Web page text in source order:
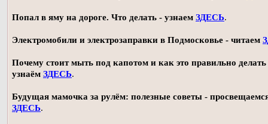
Попал в яму на дороге. Что делать - узнаем ЗДЕСЬ.
Электромобили и электрозаправки в Подмосковье - читаем
Почему стоит мыть под капотом и как это правильно делать
узнаём ЗДЕСЬ.
Будущая мамочка за рулём: полезные советы -
ЗДЕСЬ.